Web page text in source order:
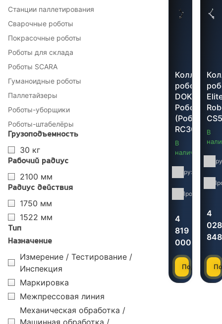
Станции паллетирования
Сварочные роботы
Покрасочные роботы
Роботы для склада
Роботы SCARA
Гуманоидные роботы
Паллетайзеры
Роботы-уборщики
Роботы-штабелёры
Грузоподъемность
30 кг
Рабочий радиус
2100 мм
Радиус действия
1750 мм
1522 мм
Тип
Назначение
Измерение / Тестирование /
Инспекция
Маркировка
Межпрессовая линия
Механическая обработка /
робот
DOKA
Роботс
(Робопро)
RC30
В
наличии
4
819
000,00 ₽
Подробнее
В
4
028